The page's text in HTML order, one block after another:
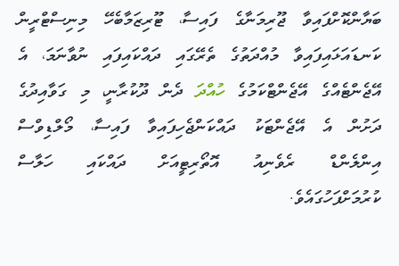
ބަޔާންކޮށްފައިވާ ޖޫރިމަނާގެ ފައިސާ، ޓޫރިޒަމާބެހޭ މިނިސްޓްރީން
ކަނޑައަޅައިފައިވާ މުއްދަތުގެ ތެރޭގައި ދައްކައިފައި ނުވާނަމަ، އެ
އޭޖެންޓެއްގެ އޭޖެންޓްކަމުގެހުއްދަދެން ދޫކުރާނީ، މި ގަވާއިދުގެ
ދަށުން އެ އޭޖެންޓަކު ދައްކަންޖެހިފައިވާ ފައިސާ، މޯލްޑިވްސް
އިންލެންޑް ރެވެނިއު އޮތޯރިޓީއަށް ދައްކައި ހަލާސް
ކުރުމަށްފަހުގައެވެ.